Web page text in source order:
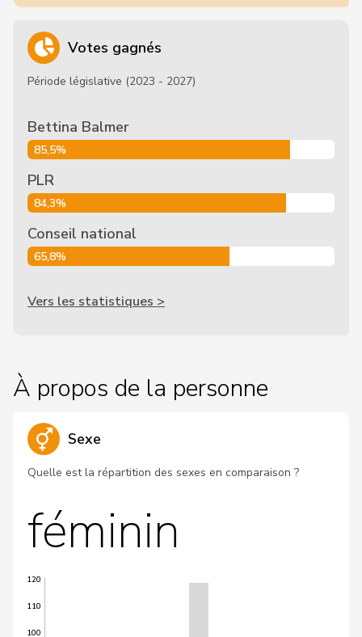
Votes gagnés
Période législative (2023 - 2027)
Bettina Balmer
85,5%
PLR
84,3%
Conseil national
65,8%
Vers les statistiques >
À propos de la personne
Sexe
Quelle est la répartition des sexes en comparaison ?
féminin
100
110
120